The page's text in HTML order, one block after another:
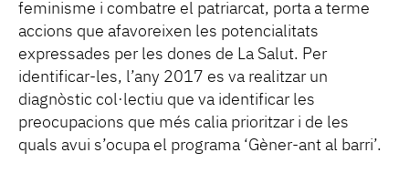
feminisme i combatre el patriarcat, porta a terme
accions que afavoreixen les potencialitats
expressades per les dones de La Salut. Per
identificar-les, l’any 2017 es va realitzar un
diagnòstic col·lectiu que va identificar les
preocupacions que més calia prioritzar i de les
quals avui s’ocupa el programa ‘Gèner-ant al barri’.